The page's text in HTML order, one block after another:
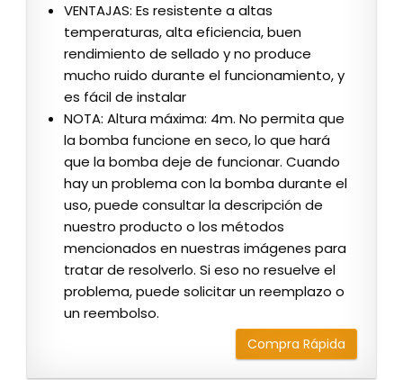
VENTAJAS: Es resistente a altas
temperaturas, alta eficiencia, buen
rendimiento de sellado y no produce
mucho ruido durante el funcionamiento, y
es fácil de instalar
NOTA: Altura máxima: 4m. No permita que
la bomba funcione en seco, lo que hará
que la bomba deje de funcionar. Cuando
hay un problema con la bomba durante el
uso, puede consultar la descripción de
nuestro producto o los métodos
mencionados en nuestras imágenes para
tratar de resolverlo. Si eso no resuelve el
problema, puede solicitar un reemplazo o
un reembolso.
Compra Rápida